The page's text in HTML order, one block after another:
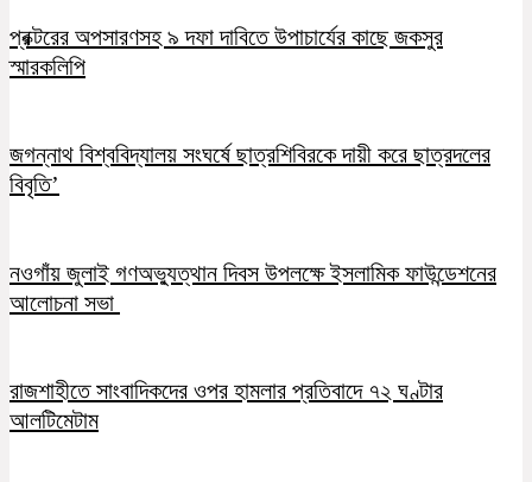
প্রক্টরের অপসারণসহ ৯ দফা দাবিতে উপাচার্যের কাছে জকসুর
স্মারকলিপি
জগন্নাথ বিশ্ববিদ্যালয় সংঘর্ষে ছাত্রশিবিরকে দায়ী করে ছাত্রদলের
বিবৃতি’
নওগাঁয় জুলাই গণঅভ্যুত্থান দিবস উপলক্ষে ইসলামিক ফাউন্ডেশনের
আলোচনা সভা
রাজশাহীতে সাংবাদিকদের ওপর হামলার প্রতিবাদে ৭২ ঘণ্টার
আলটিমেটাম